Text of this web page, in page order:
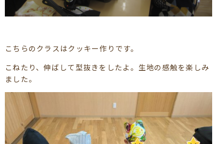
こちらのクラスはクッキー作りです。
こねたり、伸ばして型抜きをしたよ。生地の感触を楽しみ
ました。